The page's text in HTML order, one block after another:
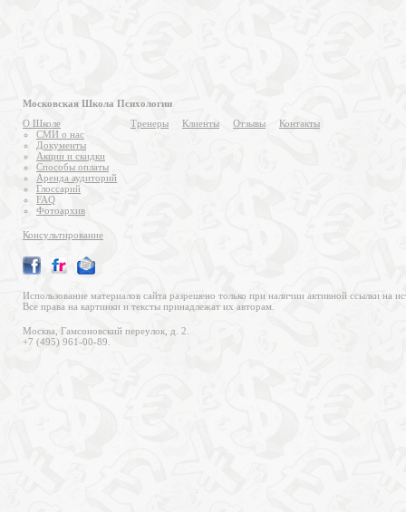
Московская Школа Психологии
О Школе
СМИ о нас
Документы
Акции и скидки
Способы оплаты
Аренда аудиторий
Глоссарий
FAQ
Фотоархив
Тренеры Клиенты Отзывы Контакты
Консультирование
Использование материалов сайта разрешено только при наличии активной ссылки на
Все права на картинки и тексты принадлежат их авторам.
Москва, Гамсоновский переулок, д. 2.
+7 (495) 961-00-89.